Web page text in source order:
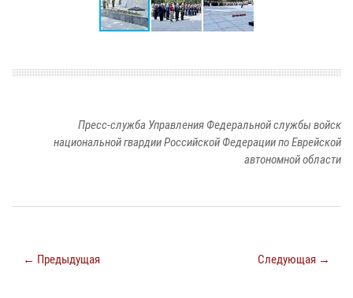
Пресс-служба Управления Федеральной службы войск
национальной гвардии Российской Федерации по Еврейской
автономной области
← Предыдущая Следующая →